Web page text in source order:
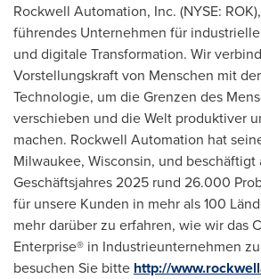
Rockwell Automation, Inc. (NYSE:
führendes Unternehmen für
und digitale Transformation. Wir
Vorstellungskraft von Menschen mit
Technologie, um die Grenzen des
verschieben und die Welt produktiver
machen. Rockwell Automation hat
Milwaukee, Wisconsin, und beschäftigt
Geschäftsjahres 2025 rund 26.000
für unsere Kunden in mehr als 100
mehr darüber zu erfahren, wie wir das
Enterprise® in Industrieunternehmen
besuchen Sie bitte http://